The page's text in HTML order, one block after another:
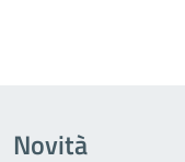
Novità